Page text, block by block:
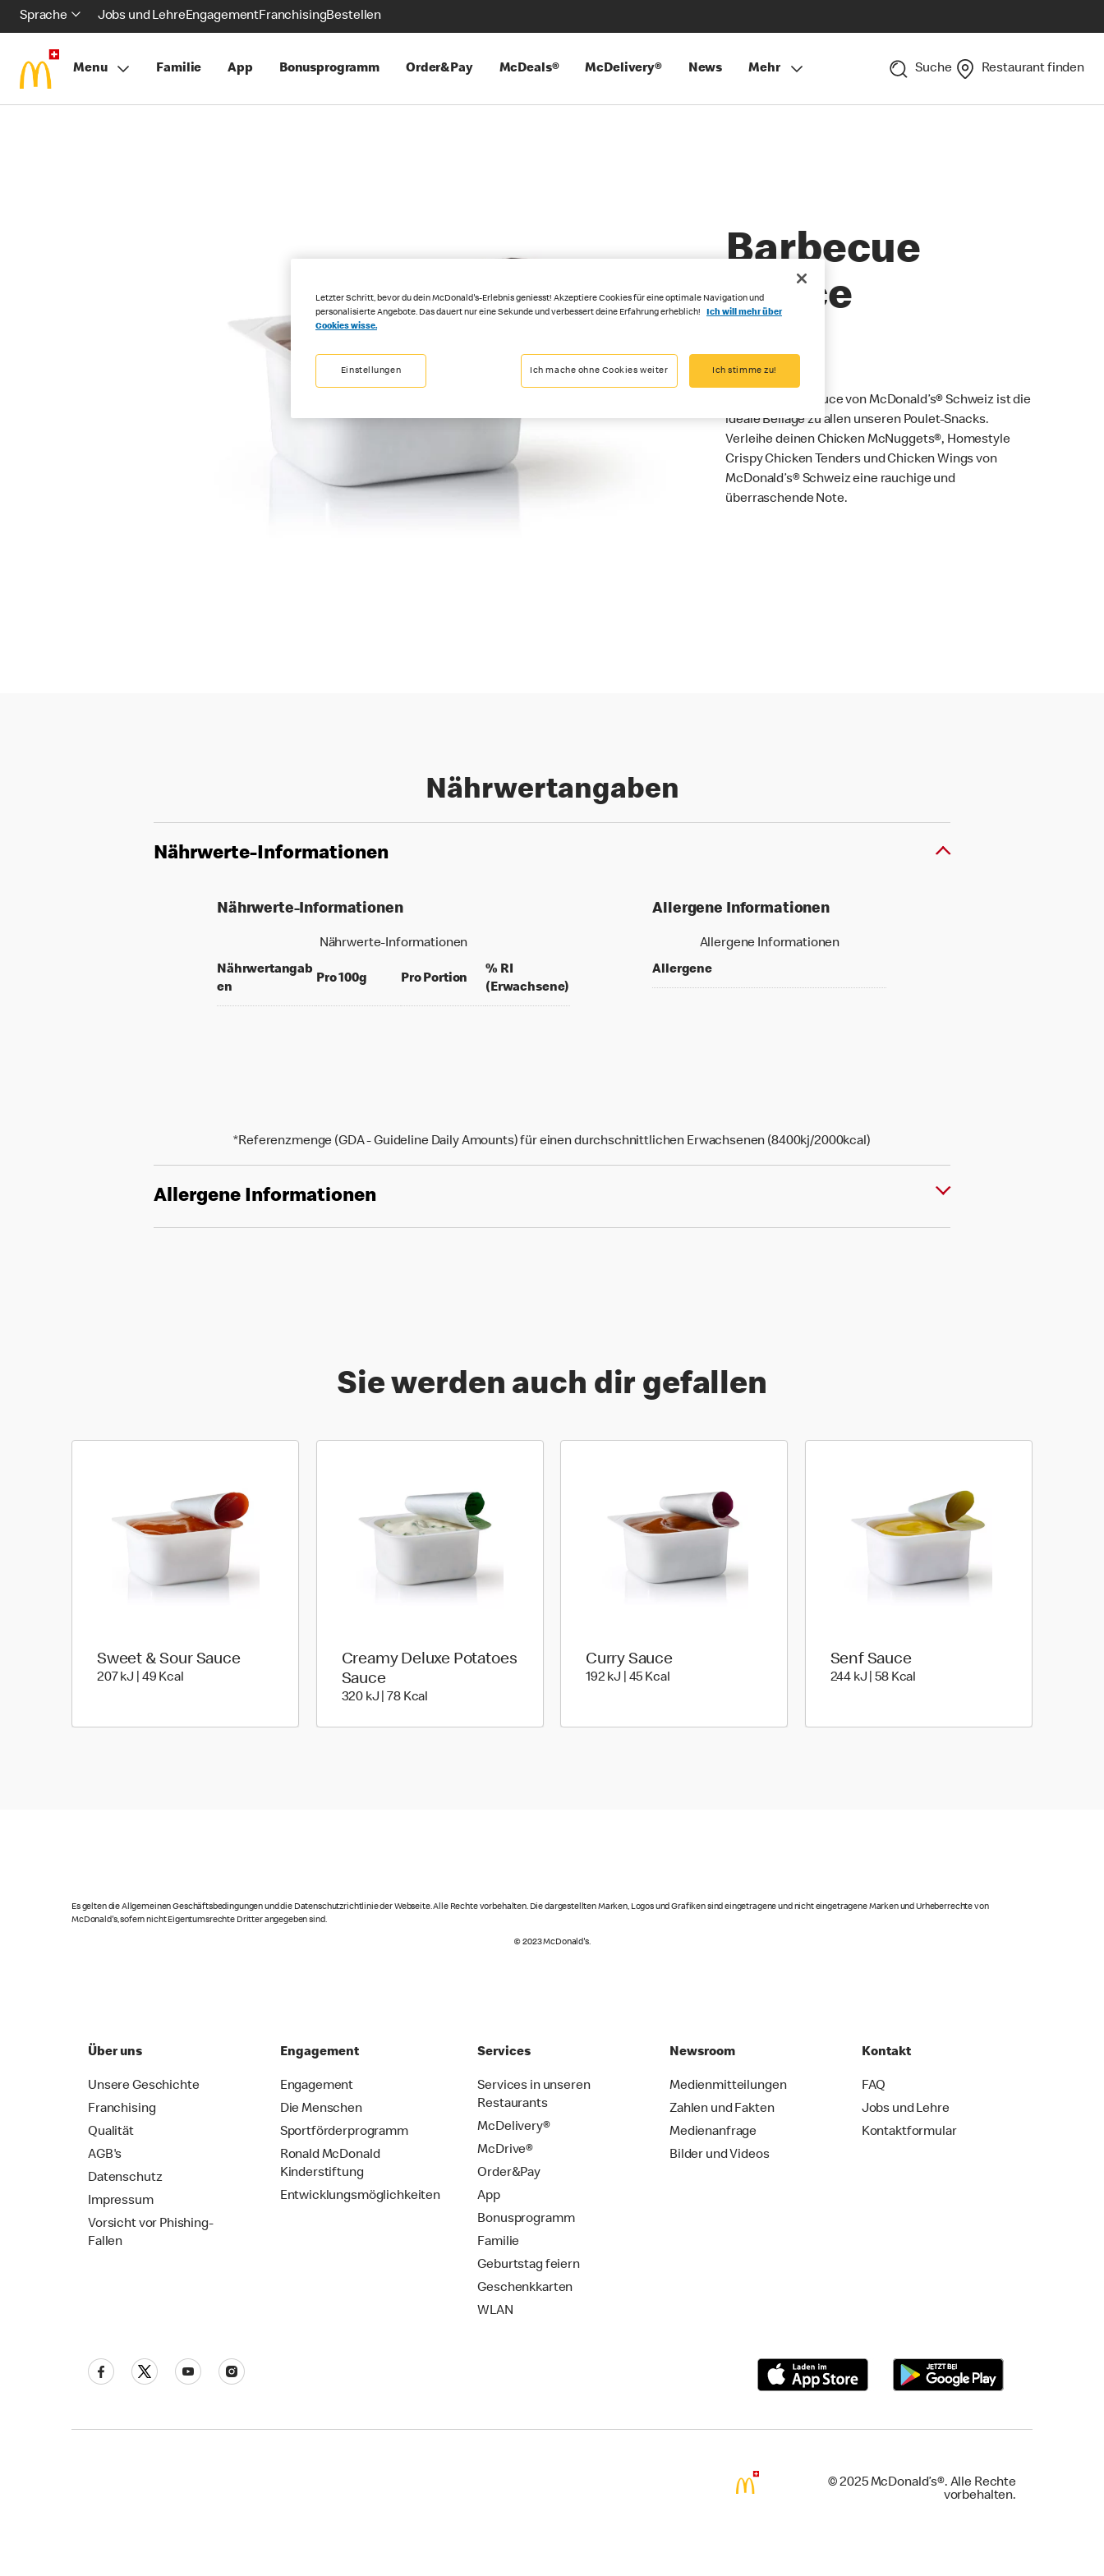
Sprache Jobs und LehreEngagementFranchisingBestellen
Menu Familie App Bonusprogramm Order&Pay McDeals® McDelivery® News Mehr Suche Restaurant finden
Barbecue
Sauce
Die Barbecue-Sauce von McDonald’s® Schweiz ist die
ideale Beilage zu allen unseren Poulet-Snacks.
Verleihe deinen Chicken McNuggets®, Homestyle
Crispy Chicken Tenders und Chicken Wings von
McDonald’s® Schweiz eine rauchige und
überraschende Note.
Nährwertangaben
Nährwerte-Informationen
Nährwerte-Informationen
Nährwerte-Informationen
Nährwertangab
en
Pro 100gper 100 grams
Pro Portion per portion
% RI
(Erwachsene) % daily value for an adult
Allergene Informationen
Allergene Informationen
Allergene
*Referenzmenge (GDA - Guideline Daily Amounts) für einen durchschnittlichen Erwachsenen (8400kj/2000kcal)
Allergene Informationen
Sie werden auch dir gefallen
Sweet & Sour Sauce
207 kJ | 49 Kcal207 kiloJoule | 49 kilo calories
Creamy Deluxe Potatoes
Sauce
320 kJ | 78 Kcal
Curry Sauce
192 kJ | 45 Kcal192 kiloJoule | 45 kilo calories
Senf Sauce
244 kJ | 58 Kcal
Es gelten die Allgemeinen Geschäftsbedingungen und die Datenschutzrichtlinie der Webseite. Alle Rechte vorbehalten. Die dargestellten Marken, Logos und Grafiken sind eingetragene und nicht eingetragene Marken und Urheberrechte von
McDonald's, sofern nicht Eigentumsrechte Dritter angegeben sind.
© 2023 McDonald's.
Über uns
Unsere Geschichte
Franchising
Qualität
AGB's
Datenschutz
Impressum
Vorsicht vor Phishing-
Fallen
Engagement
Engagement
Die Menschen
Sportförderprogramm
Ronald McDonald
Kinderstiftung
Entwicklungsmöglichkeiten
Services
Services in unseren
Restaurants
McDelivery®
McDrive®
Order&Pay
App
Bonusprogramm
Familie
Geburtstag feiern
Geschenkkarten
WLAN
Newsroom
Medienmitteilungen
Zahlen und Fakten
Medienanfrage
Bilder und Videos
Kontakt
FAQ
Jobs und Lehre
Kontaktformular
© 2025 McDonald’s®. Alle Rechte
vorbehalten.
Letzter Schritt, bevor du dein McDonald's-Erlebnis geniesst! Akzeptiere Cookies für eine optimale Navigation und
personalisierte Angebote. Das dauert nur eine Sekunde und verbessert deine Erfahrung erheblich!
Ich will mehr über
Cookies wisse.
Einstellungen Ich mache ohne Cookies weiter Ich stimme zu!